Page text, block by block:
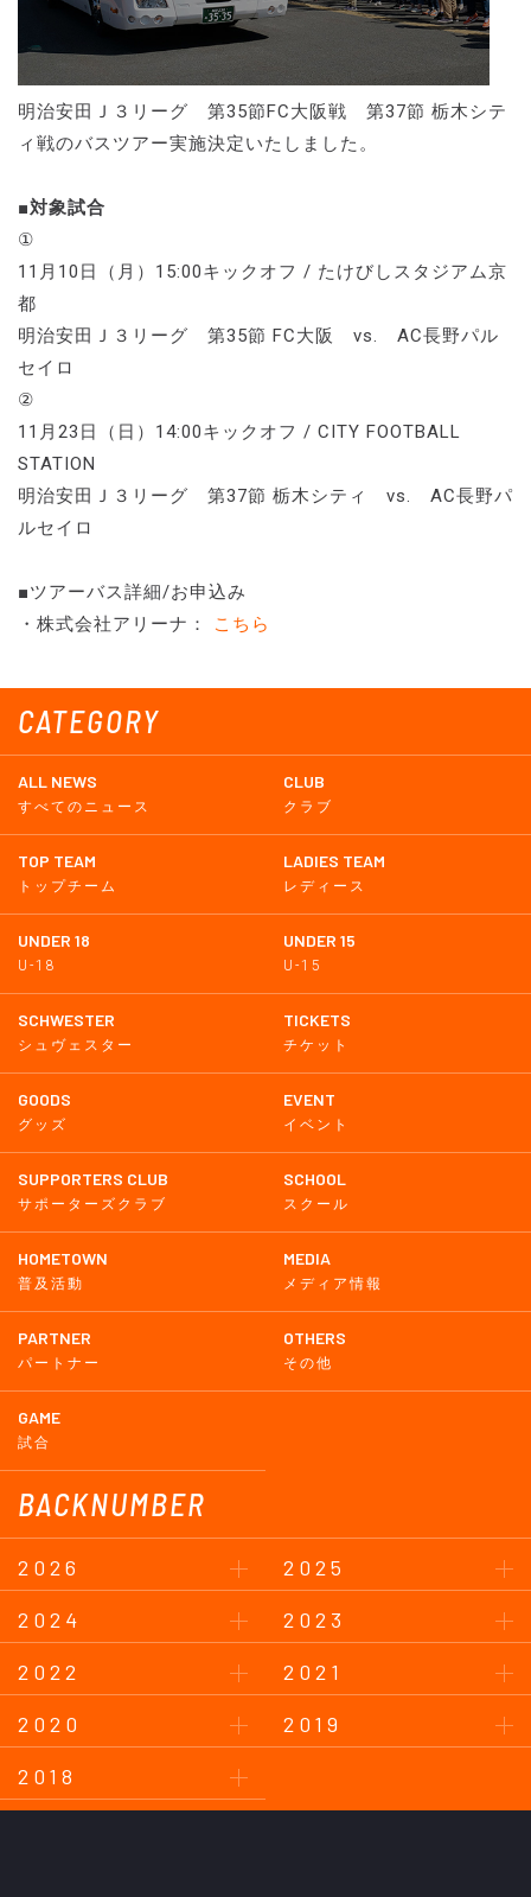
CATEGORY
ALL NEWS
すべてのニュース
CLUB
クラブ
TOP TEAM
トップチーム
LADIES TEAM
レディース
UNDER 18
U-18
UNDER 15
U-15
SCHWESTER
シュヴェスター
TICKETS
チケット
GOODS
グッズ
EVENT
イベント
SUPPORTERS CLUB
サポーターズクラブ
SCHOOL
スクール
HOMETOWN
普及活動
MEDIA
メディア情報
PARTNER
パートナー
OTHERS
その他
GAME
試合
BACKNUMBER
2026
2025
2024
2023
2022
2021
2020
2019
2018
明治安田Ｊ３リーグ 第35節FC大阪戦 第37節 栃木シテ
ィ戦のバスツアー実施決定いたしました。
■対象試合
①
11月10日（月）15:00キックオフ / たけびしスタジアム京
都
明治安田Ｊ３リーグ 第35節 FC大阪 vs. AC長野パル
セイロ
②
11月23日（日）14:00キックオフ / CITY FOOTBALL
STATION
明治安田Ｊ３リーグ 第37節 栃木シティ vs. AC長野パ
ルセイロ
■ツアーバス詳細/お申込み
・株式会社アリーナ：
こちら